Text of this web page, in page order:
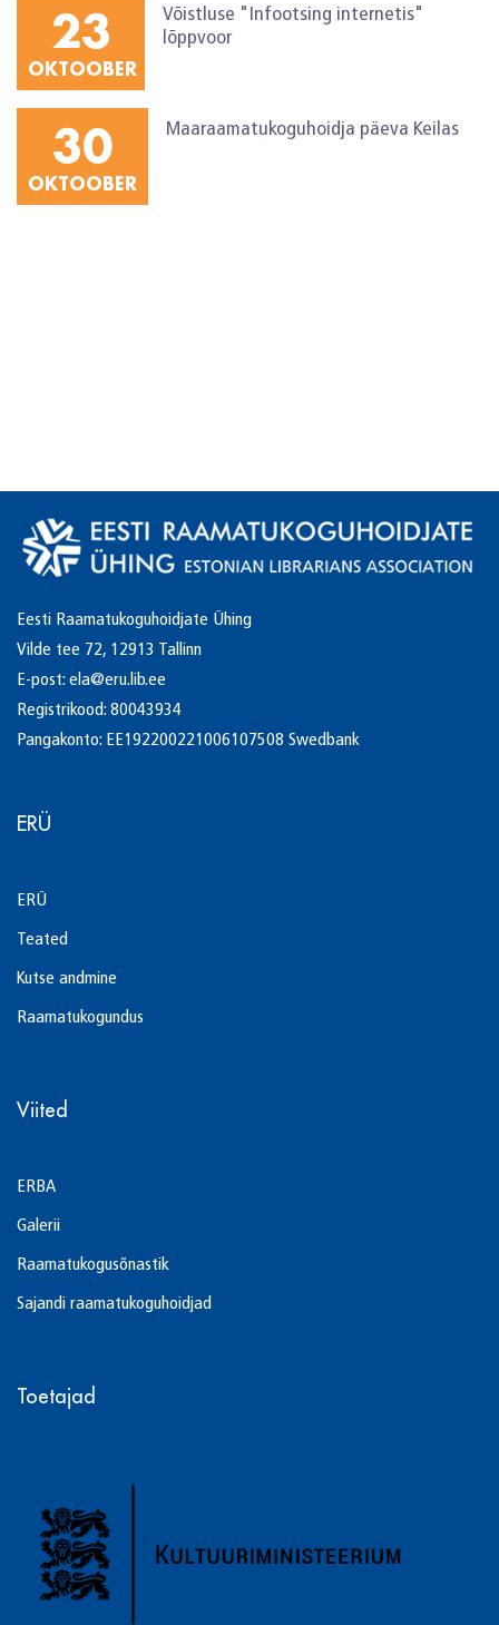
23
OKTOOBER
Võistluse "Infootsing internetis"
lõppvoor
30
OKTOOBER
Maaraamatukoguhoidja päeva Keilas
Eesti Raamatukoguhoidjate Ühing
Vilde tee 72, 12913 Tallinn
E-post:ela@eru.lib.ee
Registrikood: 80043934
Pangakonto: EE192200221006107508 Swedbank
ERÜ
ERÜ
Teated
Kutse andmine
Raamatukogundus
Viited
ERBA
Galerii
Raamatukogusõnastik
Sajandi raamatukoguhoidjad
Toetajad